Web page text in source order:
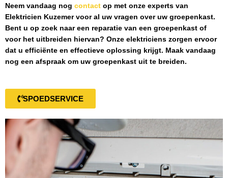
Neem vandaag nog contact op met onze experts van
Elektricien Kuzemervoor al uw vragen over uw groepenkast.
Bent u op zoek naar een reparatie van een groepenkast of
voor het uitbreiden hiervan? Onze elektriciens zorgen ervoor
dat u efficiënte en effectieve oplossing krijgt. Maak vandaag
nog een afspraak om uw groepenkast uit te breiden.
SPOEDSERVICE